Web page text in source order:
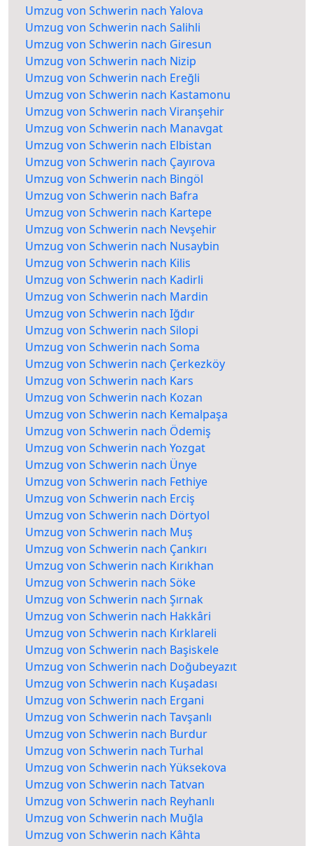
Umzug von Schwerin nach Yalova
Umzug von Schwerin nach Salihli
Umzug von Schwerin nach Giresun
Umzug von Schwerin nach Nizip
Umzug von Schwerin nach Ereğli
Umzug von Schwerin nach Kastamonu
Umzug von Schwerin nach Viranşehir
Umzug von Schwerin nach Manavgat
Umzug von Schwerin nach Elbistan
Umzug von Schwerin nach Çayırova
Umzug von Schwerin nach Bingöl
Umzug von Schwerin nach Bafra
Umzug von Schwerin nach Kartepe
Umzug von Schwerin nach Nevşehir
Umzug von Schwerin nach Nusaybin
Umzug von Schwerin nach Kilis
Umzug von Schwerin nach Kadirli
Umzug von Schwerin nach Mardin
Umzug von Schwerin nach Iğdır
Umzug von Schwerin nach Silopi
Umzug von Schwerin nach Soma
Umzug von Schwerin nach Çerkezköy
Umzug von Schwerin nach Kars
Umzug von Schwerin nach Kozan
Umzug von Schwerin nach Kemalpaşa
Umzug von Schwerin nach Ödemiş
Umzug von Schwerin nach Yozgat
Umzug von Schwerin nach Ünye
Umzug von Schwerin nach Fethiye
Umzug von Schwerin nach Erciş
Umzug von Schwerin nach Dörtyol
Umzug von Schwerin nach Muş
Umzug von Schwerin nach Çankırı
Umzug von Schwerin nach Kırıkhan
Umzug von Schwerin nach Söke
Umzug von Schwerin nach Şırnak
Umzug von Schwerin nach Hakkâri
Umzug von Schwerin nach Kırklareli
Umzug von Schwerin nach Başiskele
Umzug von Schwerin nach Doğubeyazıt
Umzug von Schwerin nach Kuşadası
Umzug von Schwerin nach Ergani
Umzug von Schwerin nach Tavşanlı
Umzug von Schwerin nach Burdur
Umzug von Schwerin nach Turhal
Umzug von Schwerin nach Yüksekova
Umzug von Schwerin nach Tatvan
Umzug von Schwerin nach Reyhanlı
Umzug von Schwerin nach Muğla
Umzug von Schwerin nach Kâhta